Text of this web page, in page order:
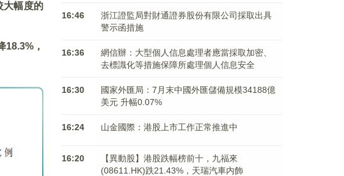
大幅度的
18.3% ，
16:46
浙江證監局對財通證券股份有限公司採取出具
警示函措施
16:36
網信辦：大型個人信息處理者應當採取加密、
去標識化等措施保障所處理個人信息安全
16:30
國家外匯局：7月末中國外匯儲備規模34188億
美元 升幅0.07%
16:24 山金國際：港股上市工作正常推進中
16:20
【異動股】港股跌幅榜前十，九福來
(08611.HK)跌21.43%，天瑞汽車内飾